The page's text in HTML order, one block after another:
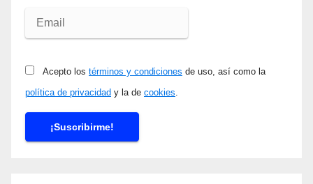
Acepto los términos y condiciones de uso, así como la
política de privacidad y la de cookies.